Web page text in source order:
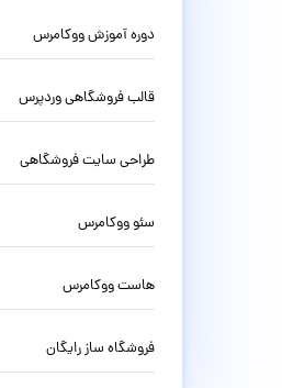
دوره آموزش ووکامرس
قالب فروشگاهی وردپرس
طراحی سایت فروشگاهی
سئو ووکامرس
هاست ووکامرس
فروشگاه ساز رایگان